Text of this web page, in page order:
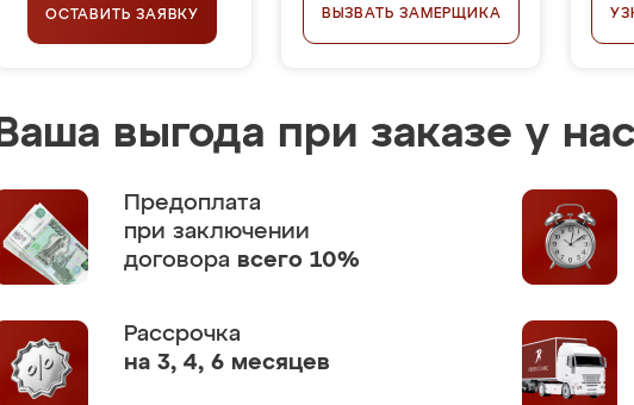
ОСТАВИТЬ ЗАЯВКУ ВЫЗВАТЬ ЗАМЕРЩИКА
Ваша выгода при заказе у нас
Предоплата
при заключении
договора всего 10%
Рассрочка
на 3, 4, 6 месяцев